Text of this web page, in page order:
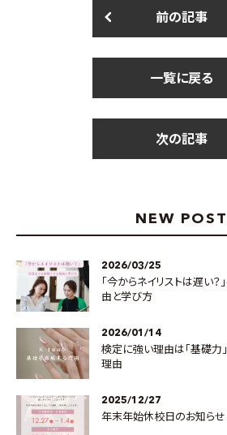
前の記事
一覧に戻る
次の記事
NEW POST
2026/03/25
「今からネイリストは遅い
由と学び方
2026/01/14
検定に強い理由は「基礎力
理由
2025/12/27
年末年始休校日のお知らせ